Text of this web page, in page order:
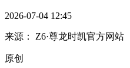
2026-07-04 12:45
来源： Z6·尊龙时凯官方网站
原创